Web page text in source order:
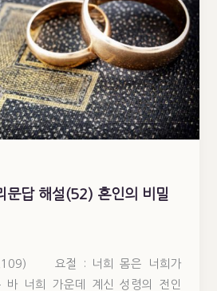
문답 해설(52) 혼인의 비밀
요절 : 너희 몸은 너희가
바 너희 가운데 계신 성령의 전인